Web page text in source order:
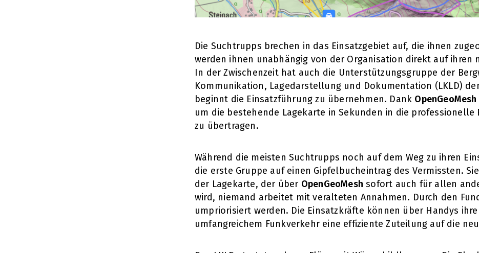
Die Suchtrupps brechen in das Einsatzgebiet auf, die ihnen
werden ihnen unabhängig von der Organisation direkt auf ihren
In der Zwischenzeit hat auch die Unterstützungsgruppe der
Kommunikation, Lagedarstellung und Dokumentation (LKLD)
beginnt die Einsatzführung zu übernehmen. Dank OpenGeoMesh
um die bestehende Lagekarte in Sekunden in die professionelle
zu übertragen.
Während die meisten Suchtrupps noch auf dem Weg zu ihren
die erste Gruppe auf einen Gipfelbucheintrag des Vermissten.
der Lagekarte, der über OpenGeoMesh sofort auch für allen
wird, niemand arbeitet mit veralteten Annahmen. Durch den
umpriorisiert werden. Die Einsatzkräfte können über Handys
umfangreichem Funkverkehr eine effiziente Zuteilung auf die